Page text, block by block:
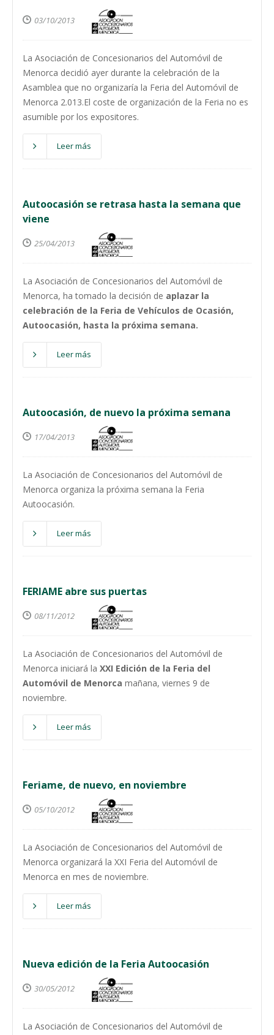
03/10/2013
La Asociación de Concesionarios del Automóvil de
Menorca decidió ayer durante la celebración de la
Asamblea que no organizaría la Feria del Automóvil de
Menorca 2.013.El coste de organización de la Feria no es
asumible por los expositores.
Leer más
Autoocasión se retrasa hasta la semana que
viene
25/04/2013
La Asociación de Concesionarios del Automóvil de
Menorca, ha tomado la decisión de aplazar la
celebración de la Feria de Vehículos de Ocasión,
Autoocasión, hasta la próxima semana.
Leer más
Autoocasión, de nuevo la próxima semana
17/04/2013
La Asociación de Concesionarios del Automóvil de
Menorca organiza la próxima semana la Feria
Autoocasión.
Leer más
FERIAME abre sus puertas
08/11/2012
La Asociación de Concesionarios del Automóvil de
Menorca iniciará la XXI Edición de la Feria del
Automóvil de Menorca mañana, viernes 9 de
noviembre.
Leer más
Feriame, de nuevo, en noviembre
05/10/2012
La Asociación de Concesionarios del Automóvil de
Menorca organizará la XXI Feria del Automóvil de
Menorca en mes de noviembre.
Leer más
Nueva edición de la Feria Autoocasión
30/05/2012
La Asociación de Concesionarios del Automóvil de